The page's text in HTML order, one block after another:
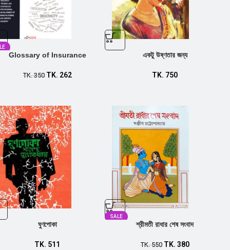
Glossary of Insurance
TK.350 TK. 262
একটু উষ্ণতার জন্য
TK. 750
ঘুণপোকা
TK. 511
SALE
শ্রীমতী রাধার শেষ সংবাদ
TK.550 TK. 380